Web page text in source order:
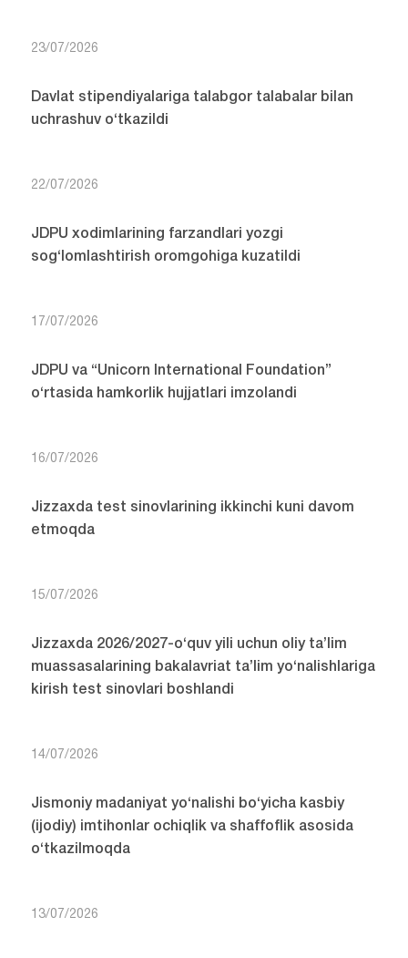
23/07/2026
Davlat stipendiyalariga talabgor talabalar bilan
uchrashuv o‘tkazildi
22/07/2026
JDPU xodimlarining farzandlari yozgi
sog‘lomlashtirish oromgohiga kuzatildi
17/07/2026
JDPU va “Unicorn International Foundation”
o‘rtasida hamkorlik hujjatlari imzolandi
16/07/2026
Jizzaxda test sinovlarining ikkinchi kuni davom
etmoqda
15/07/2026
Jizzaxda 2026/2027-o‘quv yili uchun oliy ta’lim
muassasalarining bakalavriat ta’lim yo‘nalishlariga
kirish test sinovlari boshlandi
14/07/2026
Jismoniy madaniyat yo‘nalishi bo‘yicha kasbiy
(ijodiy) imtihonlar ochiqlik va shaffoflik asosida
o‘tkazilmoqda
13/07/2026